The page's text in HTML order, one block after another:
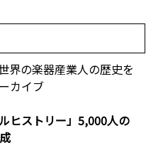
界の楽器産業人の歴史を
カイブ
ヒストリー」5,000人の